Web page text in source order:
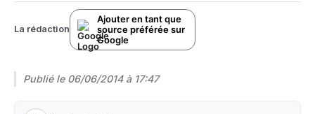
La rédaction
Ajouter en tant que
source préférée sur
Google
Publié le 06/06/2014 à 17:47